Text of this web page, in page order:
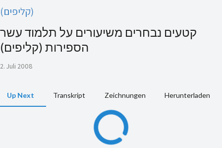
(קליפים)
קטעים נבחרים משיעורים על תלמוד עשר
הספירות (קליפים)
2. Juli 2008
Up Next Transkript Zeichnungen Herunterladen